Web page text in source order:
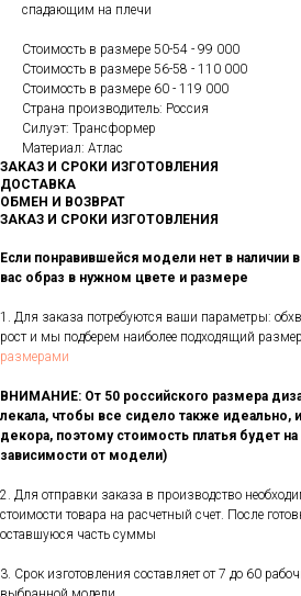
спадающим на плечи
Стоимость в размере 50-54 - 99 000
Стоимость в размере 56-58 - 110 000
Стоимость в размере 60 - 119 000
Страна производитель: Россия
Силуэт: Трансформер
Материал: Атлас
ЗАКАЗ И СРОКИ ИЗГОТОВЛЕНИЯ
ДОСТАВКА
ОБМЕН И ВОЗВРАТ
ЗАКАЗ И СРОКИ ИЗГОТОВЛЕНИЯ
Если понравившейся модели нет в наличии
вас образ в нужном цвете и размере
1. Для заказа потребуются ваши параметры:
рост и мы подберем наиболее подходящий
размерами
ВНИМАНИЕ: От 50 российского размера
лекала, чтобы все сидело также идеально,
декора, поэтому стоимость платья будет
зависимости от модели)
2. Для отправки заказа в производство
стоимости товара на расчетный счет. После
оставшуюся часть суммы
3. Срок изготовления составляет от 7 до 60